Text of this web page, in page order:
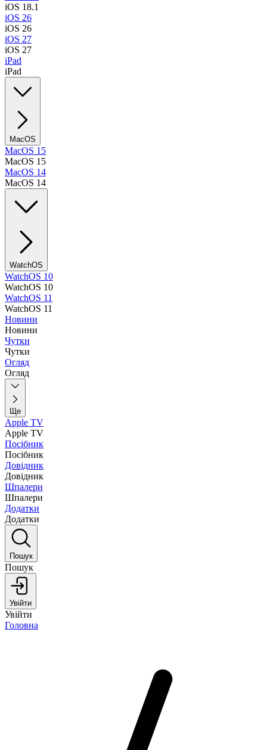
iOS 18.1
iOS 26
iOS 26
iOS 27
iOS 27
iPad
iPad
MacOS
MacOS 15
MacOS 15
MacOS 14
MacOS 14
WatchOS
WatchOS 10
WatchOS 10
WatchOS 11
WatchOS 11
Новини
Новини
Чутки
Чутки
Огляд
Огляд
Ще
Apple TV
Apple TV
Посібник
Посібник
Довідник
Довідник
Шпалери
Шпалери
Додатки
Додатки
Пошук
Пошук
Увійти
Увійти
Головна